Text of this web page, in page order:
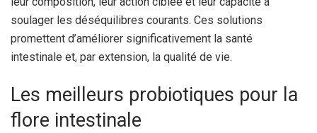
soulager les déséquilibres courants. Ces solutions
promettent d’améliorer significativement la santé
intestinale et, par extension, la qualité de vie.
Les meilleurs probiotiques pour la
flore intestinale